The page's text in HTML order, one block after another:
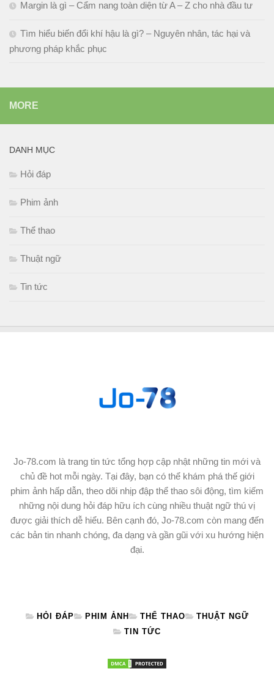
Margin là gì – Cẩm nang toàn diện từ A – Z cho nhà đầu tư
Tìm hiểu biến đổi khí hậu là gì? – Nguyên nhân, tác hại và
phương pháp khắc phục
MORE
DANH MỤC
Hỏi đáp
Phim ảnh
Thể thao
Thuật ngữ
Tin tức
Jo-78.com là trang tin tức tổng hợp cập nhật những tin mới và
chủ đề hot mỗi ngày. Tại đây, bạn có thể khám phá thế giới
phim ảnh hấp dẫn, theo dõi nhịp đập thể thao sôi động, tìm kiếm
những nội dung hỏi đáp hữu ích cùng nhiều thuật ngữ thú vị
được giải thích dễ hiểu. Bên cạnh đó, Jo-78.com còn mang đến
các bản tin nhanh chóng, đa dạng và gần gũi với xu hướng hiện
đại.
HỎI ĐÁP PHIM ẢNH THỂ THAO
THUẬT NGỮ
TIN TỨC